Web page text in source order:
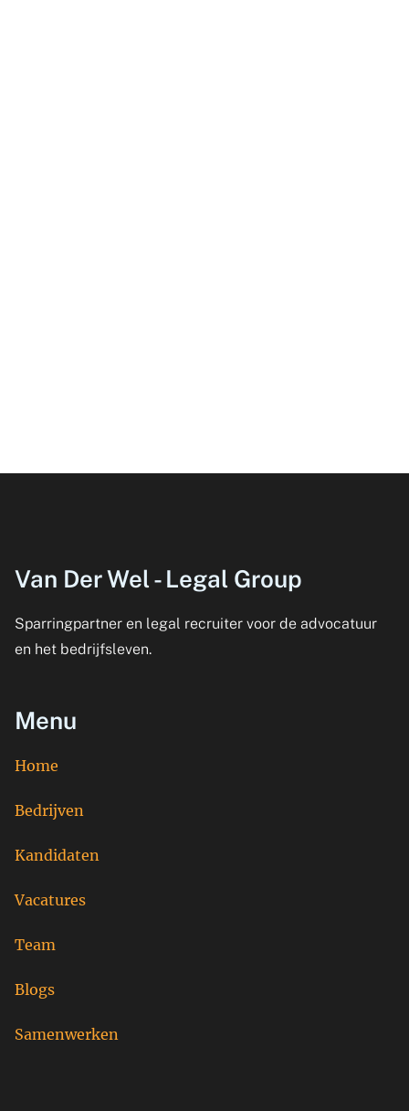
Van Der Wel - Legal Group
Sparringpartner en legal recruiter voor de advocatuur
en het bedrijfsleven.
Menu
Home
Bedrijven
Kandidaten
Vacatures
Team
Blogs
Samenwerken